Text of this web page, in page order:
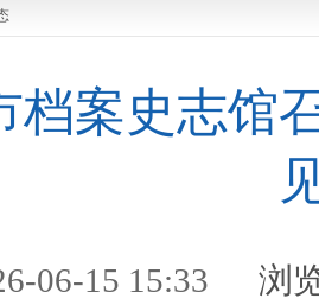
档案史志馆
06-15 15:33 浏